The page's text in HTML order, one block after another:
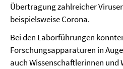
Übertragung zahlreicher
beispielsweise Corona.
Bei den Laborführungen
Forschungsapparaturen in
auch Wissenschaftlerinnen und